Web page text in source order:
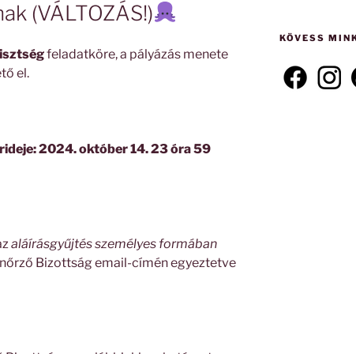
(VÁLTOZÁS!)
feladatköre, a pályázás menete
el.
2024. október 14. 23 óra 59
aláírásgyűjtés személyes formában
Bizottság email-címén egyeztetve
következő
KÖVESS